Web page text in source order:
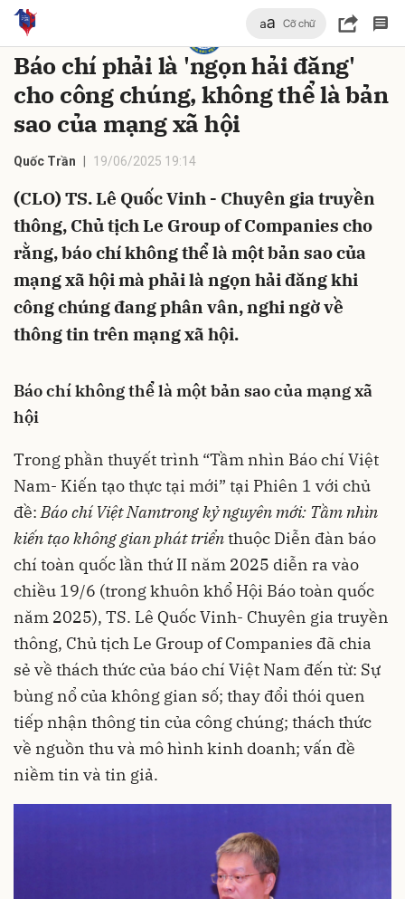
Trang chủ
Báo chí phải là 'ngọn hải đăng'
cho công chúng, không thể là bản
sao của mạng xã hội
Quốc Trần 19/06/2025 19:14
(CLO) TS. Lê Quốc Vinh - Chuyên gia truyền
thông, Chủ tịch Le Group of Companies cho
rằng, báo chí không thể là một bản sao của
mạng xã hội mà phải là ngọn hải đăng khi
công chúng đang phân vân, nghi ngờ về
thông tin trên mạng xã hội.
Báo chí không thể là một bản sao của mạng xã
hội
Trong phần thuyết trình “Tầm nhìn Báo chí Việt
Nam- Kiến tạo thực tại mới” tại Phiên 1 với chủ
đề:Báo chí Việt Namtrong kỷ nguyên mới: Tầm nhìn
kiến tạo không gian phát triểnthuộc Diễn đàn báo
chí toàn quốc lần thứ II năm 2025 diễn ra vào
chiều 19/6 (trong khuôn khổ Hội Báo toàn quốc
năm 2025), TS. Lê Quốc Vinh- Chuyên gia truyền
thông, Chủ tịch Le Group of Companies đã chia
sẻ về thách thức của báo chí Việt Nam đến từ: Sự
bùng nổ của không gian số; thay đổi thói quen
tiếp nhận thông tin của công chúng; thách thức
về nguồn thu và mô hình kinh doanh; vấn đề
niềm tin và tin giả.
Cỡ chữ
luận
Hủy